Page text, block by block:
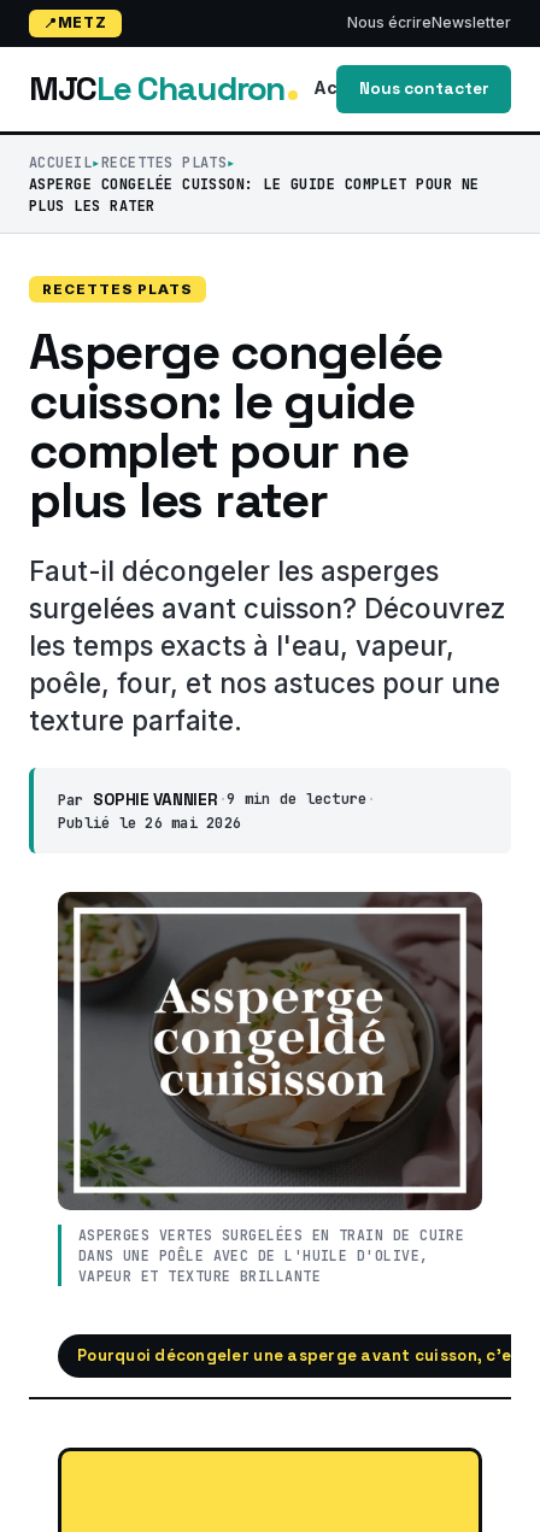
METZ Nous écrireNewsletter
MJCLe Chaudron Accueil Blog
Nous contacter
ACCUEIL RECETTES PLATS
ASPERGE CONGELÉE CUISSON: LE GUIDE COMPLET POUR NE
PLUS LES RATER
RECETTES PLATS
Asperge congelée
cuisson: le guide
complet pour ne
plus les rater
Faut-il décongeler les asperges
surgelées avant cuisson? Découvrez
les temps exacts à l'eau, vapeur,
poêle, four, et nos astuces pour une
texture parfaite.
Par SOPHIE VANNIER ·9 min de lecture ·
Publié le26 mai 2026
ASPERGES VERTES SURGELÉES EN TRAIN DE CUIRE
DANS UNE POÊLE AVEC DE L'HUILE D'OLIVE,
VAPEUR ET TEXTURE BRILLANTE
Pourquoi décongeler une asperge avant cuisson, c’est